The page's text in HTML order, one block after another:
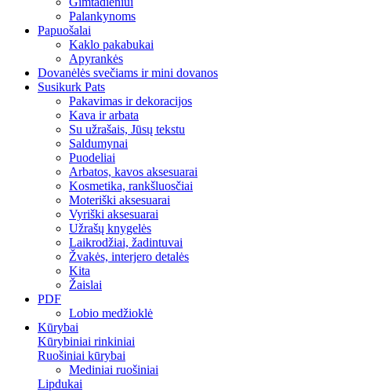
Palankynoms
Papuošalai
Kaklo pakabukai
Apyrankės
Dovanėlės svečiams ir mini dovanos
Susikurk Pats
Pakavimas ir dekoracijos
Kava ir arbata
Su užrašais, Jūsų tekstu
Saldumynai
Puodeliai
Arbatos, kavos aksesuarai
Kosmetika, rankšluosčiai
Moteriški aksesuarai
Vyriški aksesuarai
Užrašų knygelės
Laikrodžiai, žadintuvai
Žvakės, interjero detalės
Kita
Žaislai
PDF
Lobio medžioklė
Kūrybai
Kūrybiniai rinkiniai
Ruošiniai kūrybai
Mediniai ruošiniai
Lipdukai